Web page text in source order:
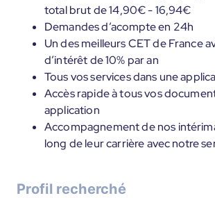
total brut de 14,90€ - 16,94€
Demandes d’acompte en 24h
Un des meilleurs CET de France
d’intérêt de 10% par an
Tous vos services dans une
Accès rapide à tous vos
application
Accompagnement de nos
long de leur carrière avec notre
Profil recherché